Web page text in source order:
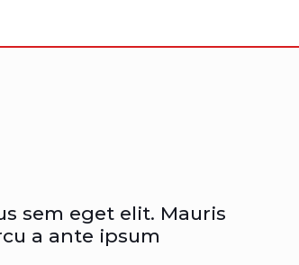
sem eget elit. Mauris
a ante ipsum